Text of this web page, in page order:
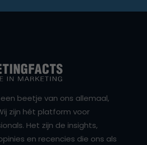
beetje van ons allemaal,
zijn hét platform voor
Het zijn de insights,
en recencies die ons als